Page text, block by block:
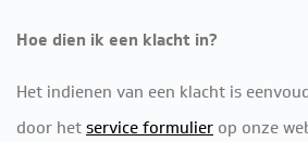
Hoe dien ik een klacht in?
Het indienen van een klacht is
door hetservice formulier op onze